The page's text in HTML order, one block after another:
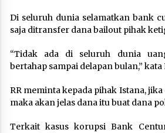
Di seluruh dunia selamatkan bank
saja ditransfer dana bailout pihak
“Tidak ada di seluruh dunia
bertahap sampai delapan bulan,” kata
RR meminta kepada pihak Istana,
maka akan jelas dana itu buat dana
Terkait kasus korupsi Bank